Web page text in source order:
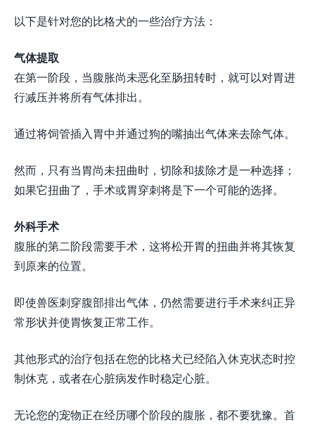
以下是针对您的比格犬的一些治疗方法：
气体提取
在第一阶段，当腹胀尚未恶化至肠扭转时，就可以对胃进
行减压并将所有气体排出。
通过将饲管插入胃中并通过狗的嘴抽出气体来去除气体。
然而，只有当胃尚未扭曲时，切除和拔除才是一种选择；
如果它扭曲了，手术或胃穿刺将是下一个可能的选择。
外科手术
腹胀的第二阶段需要手术，这将松开胃的扭曲并将其恢复
到原来的位置。
即使兽医刺穿腹部排出气体，仍然需要进行手术来纠正异
常形状并使胃恢复正常工作。
其他形式的治疗包括在您的比格犬已经陷入休克状态时控
制休克，或者在心脏病发作时稳定心脏。
无论您的宠物正在经历哪个阶段的腹胀，都不要犹豫。首